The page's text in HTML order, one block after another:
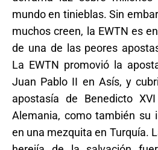
mundo en tinieblas. Sin
muchos creen, la EWTN es
de una de las peores
La EWTN promovió la
Juan Pablo II en Asís, y
apostasía de Benedicto
Alemania, como también su
en una mezquita en Turquía.